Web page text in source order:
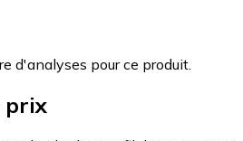
d'analyses pour ce produit.
prix